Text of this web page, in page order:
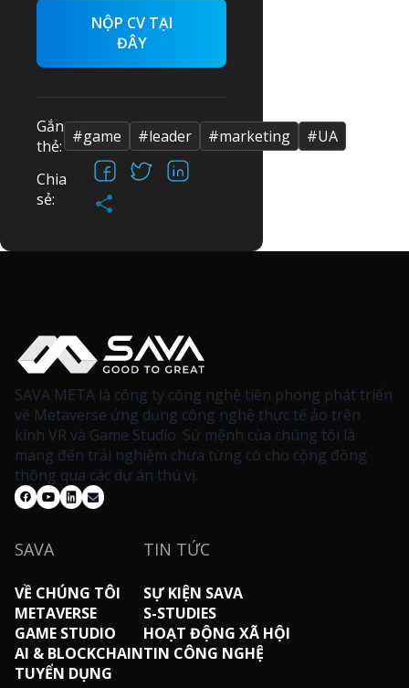
NỘP CV TẠI
ĐÂY
Gắn
thẻ: #game #leader #marketing #UA
Chia
sẻ:
Facebook
X
SAVA META là công ty công nghệ tiên phong phát triển
về Metaverse ứng dụng công nghệ thực tế ảo trên
kính VR và Game Studio. Sứ mệnh của chúng tôi là
mang đến trải nghiệm chưa từng có cho cộng đồng
thông qua các dự án thú vị.
SAVA
VỀ CHÚNG TÔI
METAVERSE
GAME STUDIO
AI & BLOCKCHAIN
TUYỂN DỤNG
TIN TỨC
SỰ KIỆN SAVA
S-STUDIES
HOẠT ĐỘNG XÃ HỘI
TIN CÔNG NGHỆ